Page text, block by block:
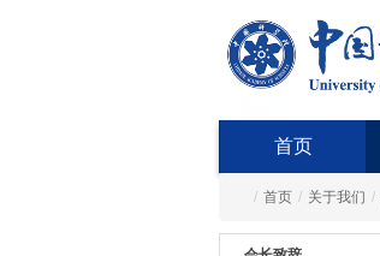
首页
/ 首页 / 关于我们 /